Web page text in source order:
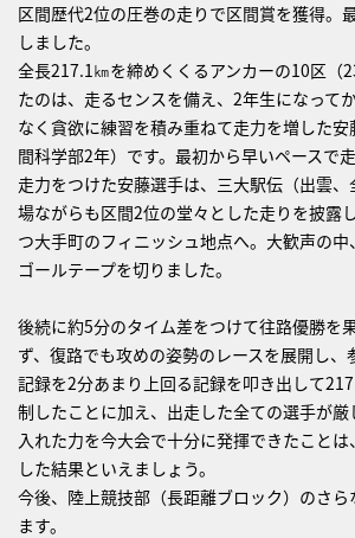
区間歴代2位の圧巻の走りで区間賞を獲得。
しました。
全長217.1㎞を締めくくるアンカーの10区（
たのは、走るセンスを備え、2年生になって
なく貪欲に練習を積み重ねて走力を増した
間科学部2年）です。最初から早いペースで
走力をつけた安藤選手は、三大駅伝（出雲
場ながらも区間2位の堂々とした走りを披露
つ大手町のフィニッシュ地点へ。大歓声の
ゴールテープを切りました。
後続に約5分のタイム差をつけて往路優勝を
ず、復路でも攻めの姿勢のレースを展開し
記録を2分あまり上回る記録を叩き出して
制したことに加え、出走した全ての選手が
入れた力を今大会で十分に発揮できたこと
した結果といえましょう。
今後、陸上競技部（長距離ブロック）のさ
ます。